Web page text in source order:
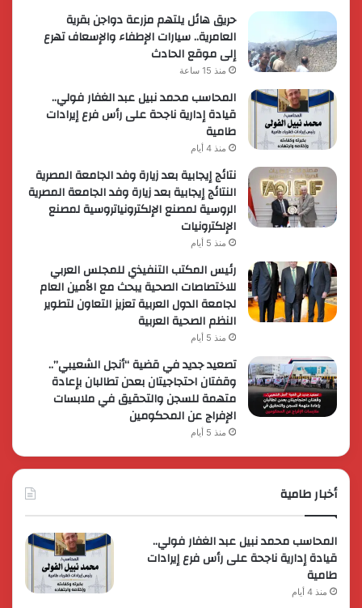
حريق هائل يلتهم مزرعة دواجن بقرية
العامرية.. سيارات الإطفاء والإسعاف تهرع
إلى موقع الحادث
منذ 15 ساعة
المحاسب محمد نبيل عبد الغفار فولي..
قيادة إدارية ناجحة على رأس فرع إيرادات
طامية
منذ 4 أيام
نتائج إيجابية بعد زيارة وفد الجامعة المصرية
النتائج إيجابية بعد زيارة وفد الجامعة المصرية
الروسية لمصنع الإلكترونياتروسية لمصنع
الإلكترونيات
منذ 5 أيام
رئيس المكتب التنفيذي للمجلس العربي
للاختصاصات الصحية يبحث مع الأمين العام
لجامعة الدول العربية تعزيز التعاون لتطوير
النظم الصحية العربية
منذ 5 أيام
تصعيد جديد في قضية “أنجل الشعيبي”..
وقفتان احتجاجيتان بعدن تطالبان بإعادة
متهمة للسجن والتحقيق في ملابسات
الإفراج عن المحكومين
منذ 5 أيام
أخبار طامية
المحاسب محمد نبيل عبد الغفار فولي..
قيادة إدارية ناجحة على رأس فرع إيرادات
طامية
منذ 4 أيام